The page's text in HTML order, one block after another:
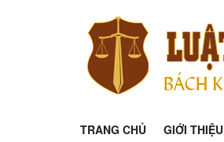
TRANG CHỦ GIỚI THIỆU